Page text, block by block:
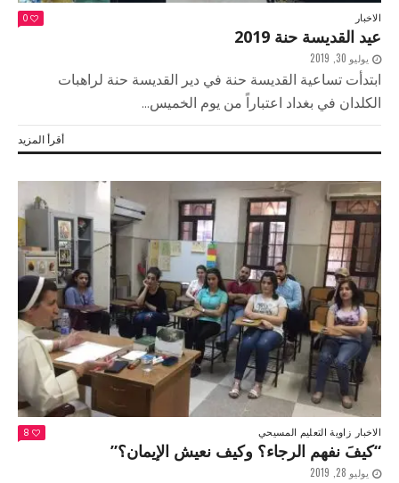
الاخبار 0
عيد القديسة حنة 2019
يوليو 30, 2019
ابتدأت تساعية القديسة حنة في دير القديسة حنة لراهبات
الكلدان في بغداد اعتباراً من يوم الخميس...
أقرأ المزيد
الاخبار زاوية التعليم المسيحي 8
“كيفَ نفهم الرجاء؟ وكيف نعيش الإيمان؟”
يوليو 28, 2019